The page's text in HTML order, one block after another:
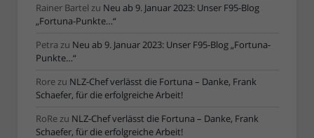
Rainer Bartel zu Neu ab 9. Januar 2023: Unser F95-Blog
„Fortuna-Punkte…“
Petra zu Neu ab 9. Januar 2023: Unser F95-Blog „Fortuna-
Punkte…“
Rore zu NLZ-Chef verlässt die Fortuna – Danke, Frank
Schaefer, für die erfolgreiche Arbeit!
RoRe zu NLZ-Chef verlässt die Fortuna – Danke, Frank
Schaefer, für die erfolgreiche Arbeit!